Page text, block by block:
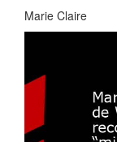
Marie Claire